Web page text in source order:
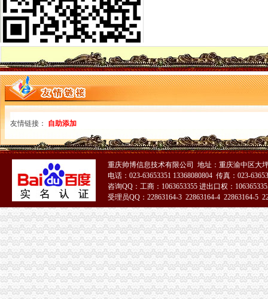
重庆国税网上申报系统：
重庆营业执照代办【工商代办免费咨询】重庆益尚利财务管理有限公司
重庆财税公司-重庆亿源公司_重庆亿源_重庆市亿源财税咨询公司_重庆
代理记账|税务代理与咨询-重庆君立企业管理咨询有限公司
重庆高档住宅土地增值税预征率上调至2%_网易北京房产频道
重庆代理各项纳税申报-商务服务-久久信息网
【代理记帐、办理工商税务相关事宜等】厂家,价格,图片_重庆正青
重庆代理记账如何办理税务登记变更_搜狐其它_搜狐网
国务制办公室地方规章重庆市税收征管保障办
重庆财务会计-税务招聘-新百胜餐饮（武汉）有限公司招聘信息_重庆
以增经济发展动力为遵循重庆市国税局扎实推进税收改革-新华网
重庆高档住宅土地增值税预征率上调至2%_国内新闻_烟台房产网_买
重庆市税收征管保障办-重庆农业农村信息网
重庆市旭鑫工商税务咨询有限公司-百姓网
重庆亿源财税
“营改增”政策深度解析与操作实务专题李老师,04月16日重庆税
立信税务师事务所有限公司重庆分公司
重庆发票新规定,税务金四期上线！-企业税收优惠政策-重庆市黔江
重庆税务注销
重庆发票新规定,税务金四期上线！-企业税收优惠政策-重庆市黔江
重庆注册税务招聘_重庆注册税务招聘信息_智联重庆招聘网_找工作求
重庆高档住宅土地增值税预征率上调至2%_国内新闻_烟台房产网_买
《一般纳税人注销流程》100篇第一文库网
重庆工商注册代理记账变更税务财务佼佼泽工商
友情链接： 自助添加
重庆帅博信息技术有限公司 地址：重庆渝中区大
电话：023-63653351 13368080804 传真：023-
咨询QQ：工商：1063653355 进出口权：
受理员QQ：22863164-3 22863164-4 22863164-5